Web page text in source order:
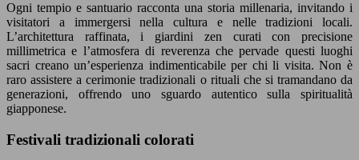
Ogni tempio e santuario racconta una storia millenaria, invitando i
visitatori a immergersi nella cultura e nelle tradizioni locali.
L’architettura raffinata, i giardini zen curati con precisione
millimetrica e l’atmosfera di reverenza che pervade questi luoghi
sacri creano un’esperienza indimenticabile per chi li visita. Non è
raro assistere a cerimonie tradizionali o rituali che si tramandano da
generazioni, offrendo uno sguardo autentico sulla spiritualità
giapponese.
Festivali tradizionali colorati